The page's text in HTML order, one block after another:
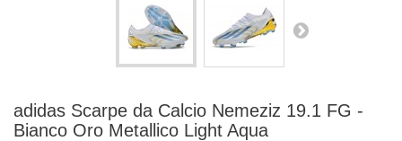
adidas Scarpe da Calcio Nemeziz 19.1 FG -
Bianco Oro Metallico Light Aqua